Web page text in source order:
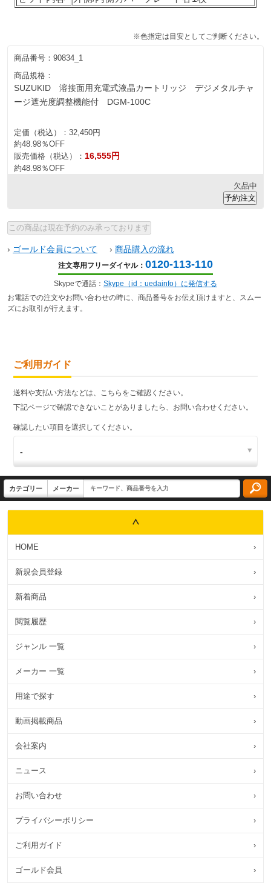
※色指定は目安としてご判断ください。
商品番号： 90834_1
商品規格：
SUZUKID 溶接面用充電式液晶カートリッジ デジメタルチャ
ージ遮光度調整機能付 DGM-100C
定価（税込）： 32,450円
約48.98％OFF
販売価格（税込）： 16,555円
約48.98％OFF
欠品中
› ゴールド会員について › 商品購入の流れ
注文専用フリーダイヤル： 0120-113-110
Skypeで通話： Skype（id：uedainfo）に発信する
お電話での注文やお問い合わせの時に、商品番号をお伝え頂けますと、スムー
ズにお取引が行えます。
ご利用ガイド
送料や支払い方法などは、こちらをご確認ください。
下記ページで確認できないことがありましたら、お問い合わせください。
確認したい項目を選択してください。
HOME ›
新規会員登録 ›
新着商品 ›
閲覧履歴 ›
ジャンル 一覧 ›
メーカー 一覧 ›
用途で探す ›
動画掲載商品 ›
会社案内 ›
ニュース ›
お問い合わせ ›
プライバシーポリシー ›
ご利用ガイド ›
ゴールド会員 ›